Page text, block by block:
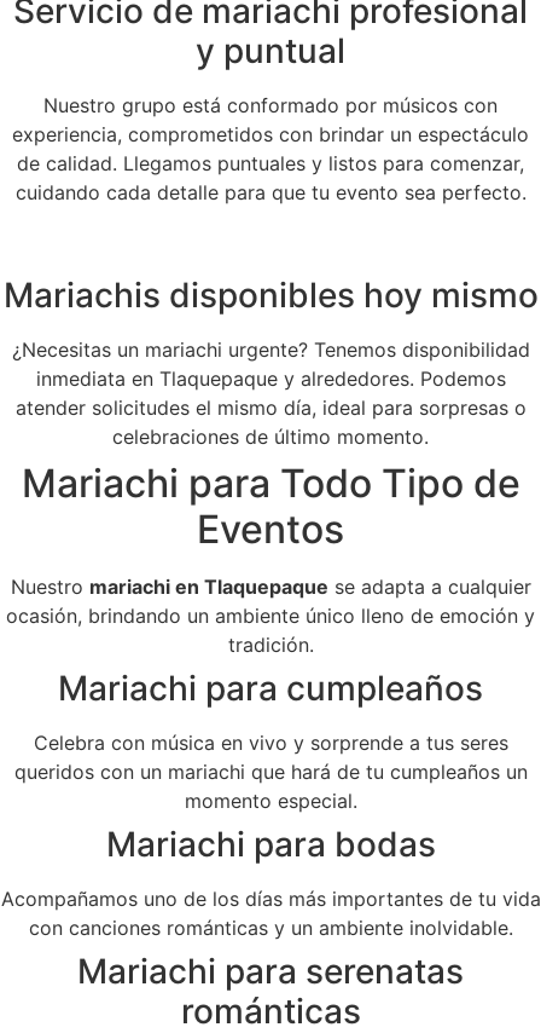
Servicio de mariachi profesional
y puntual
Nuestro grupo está conformado por músicos con
experiencia, comprometidos con brindar un espectáculo
de calidad. Llegamos puntuales y listos para comenzar,
cuidando cada detalle para que tu evento sea perfecto.
Mariachis disponibles hoy mismo
¿Necesitas un mariachi urgente? Tenemos disponibilidad
inmediata en Tlaquepaque y alrededores. Podemos
atender solicitudes el mismo día, ideal para sorpresas o
celebraciones de último momento.
Mariachi para Todo Tipo de
Eventos
Nuestro mariachi en Tlaquepaque se adapta a cualquier
ocasión, brindando un ambiente único lleno de emoción y
tradición.
Mariachi para cumpleaños
Celebra con música en vivo y sorprende a tus seres
queridos con un mariachi que hará de tu cumpleaños un
momento especial.
Mariachi para bodas
Acompañamos uno de los días más importantes de tu vida
con canciones románticas y un ambiente inolvidable.
Mariachi para serenatas
románticas